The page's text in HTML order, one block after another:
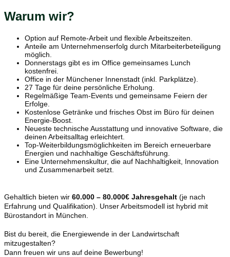
Warum wir?
Option auf Remote-Arbeit und flexible Arbeitszeiten.
Anteile am Unternehmenserfolg durch Mitarbeiterbeteiligung
möglich.
Donnerstags gibt es im Office gemeinsames Lunch
kostenfrei.
Office in der Münchener Innenstadt (inkl. Parkplätze).
27 Tage für deine persönliche Erholung.
Regelmäßige Team-Events und gemeinsame Feiern der
Erfolge.
Kostenlose Getränke und frisches Obst im Büro für deinen
Energie-Boost.
Neueste technische Ausstattung und innovative Software, die
deinen Arbeitsalltag erleichtert.
Top-Weiterbildungsmöglichkeiten im Bereich erneuerbare
Energien und nachhaltige Geschäftsführung.
Eine Unternehmenskultur, die auf Nachhaltigkeit, Innovation
und Zusammenarbeit setzt.
Gehaltlich bieten wir 60.000 – 80.000€ Jahresgehalt (je nach
Erfahrung und Qualifikation). Unser Arbeitsmodell ist hybrid mit
Bürostandort in München.
Bist du bereit, die Energiewende in der Landwirtschaft
mitzugestalten?
Dann freuen wir uns auf deine Bewerbung!